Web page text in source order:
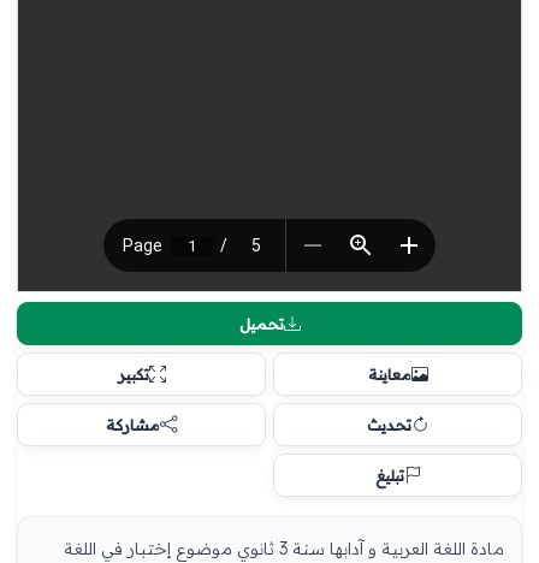
تحميل
معاينة تكبير
تحديث مشاركة
تبليغ
مادة اللغة العربية و آدابها سنة 3 ثانوي موضوع إختبار في اللغة